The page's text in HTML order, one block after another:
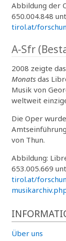
Abbildung der
650.004.848
tirol.at/
A-Sfr
2008 zeigte das
Monats das
Musik von
weltweit
Die Oper
von Thun.
Abbildung:
653.005.669
tirol.at/
Über uns